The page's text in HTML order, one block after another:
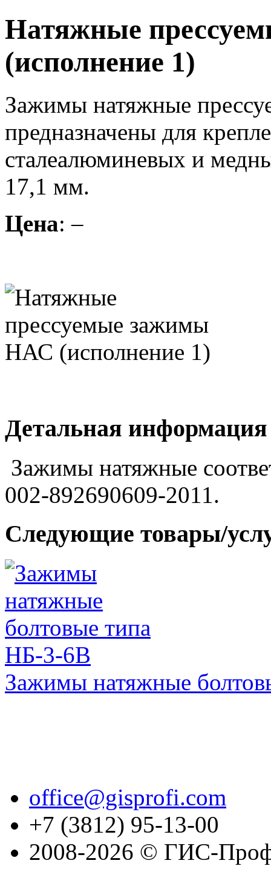
Натяжные
(исполнение 1)
Зажимы натяжные
предназначены для
сталеалюминевых и
17,1 мм.
Цена: –
Детальная информация
Зажимы натяжные
002-892690609-2011.
Следующие товары/
Зажимы натяжные
office@gisprofi.com
+7 (3812) 95-13-00
2008-2026 © ГИС-